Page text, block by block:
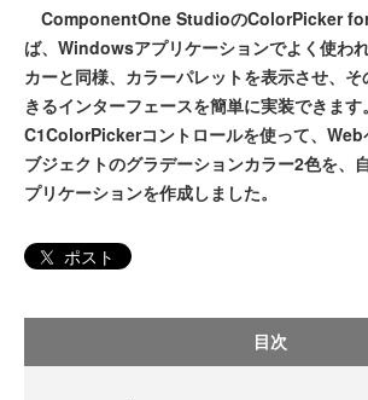
ComponentOne StudioのColorPicker
ば、Windowsアプリケーションでよく使わ
カーと同様、カラーパレットを表示させ、
きるインターフェースを簡単に実装できま
C1ColorPickerコントロールを使って、Web
ブジェクトのグラデーションカラー2色を、
プリケーションを作成しました。
ポスト
目次